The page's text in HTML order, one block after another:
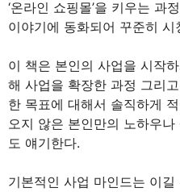
‘온라인 쇼핑몰’을 키우는 과
이야기에 동화되어 꾸준히
이 책은 본인의 사업을 시작
해 사업을 확장한 과정 그리
한 목표에 대해서 솔직하게
오지 않은 본인만의 노하우
도 얘기한다.
기본적인 사업 마인드는 이